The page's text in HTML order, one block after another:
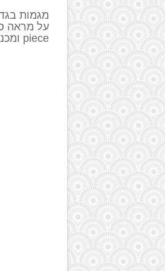
piece ומכנסיים קצרים.